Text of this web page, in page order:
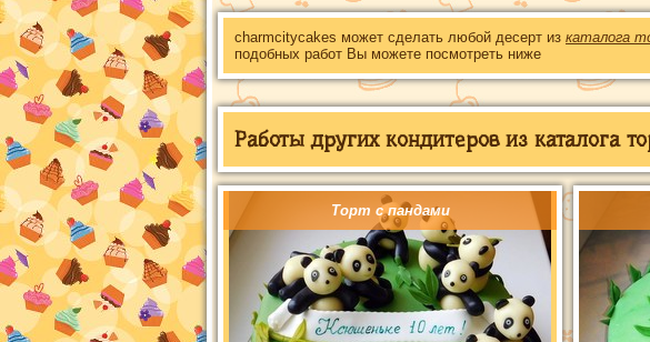
charmcitycakes может сделать любой десерт из каталога
подобных работ Вы можете посмотреть ниже
Работы других кондитеров из каталога
Торт с пандами